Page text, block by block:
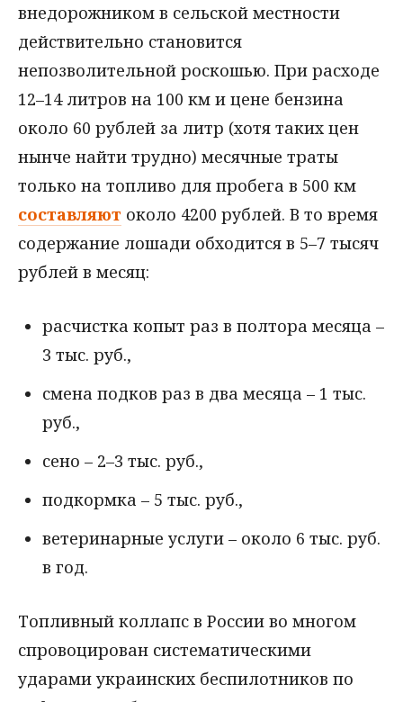
внедорожником в сельской местности
действительно становится
непозволительной роскошью. При расходе
12–14 литров на 100 км и цене бензина
около 60 рублей за литр (хотя таких цен
нынче найти трудно) месячные траты
только на топливо для пробега в 500 км
составляют около 4200 рублей. В то время
содержание лошади обходится в 5–7 тысяч
рублей в месяц:
расчистка копыт раз в полтора месяца –
3 тыс. руб.,
смена подков раз в два месяца – 1 тыс.
руб.,
сено – 2–3 тыс. руб.,
подкормка – 5 тыс. руб.,
ветеринарные услуги – около 6 тыс. руб.
в год.
Топливный коллапс в России во многом
спровоцирован систематическими
ударами украинских беспилотников по